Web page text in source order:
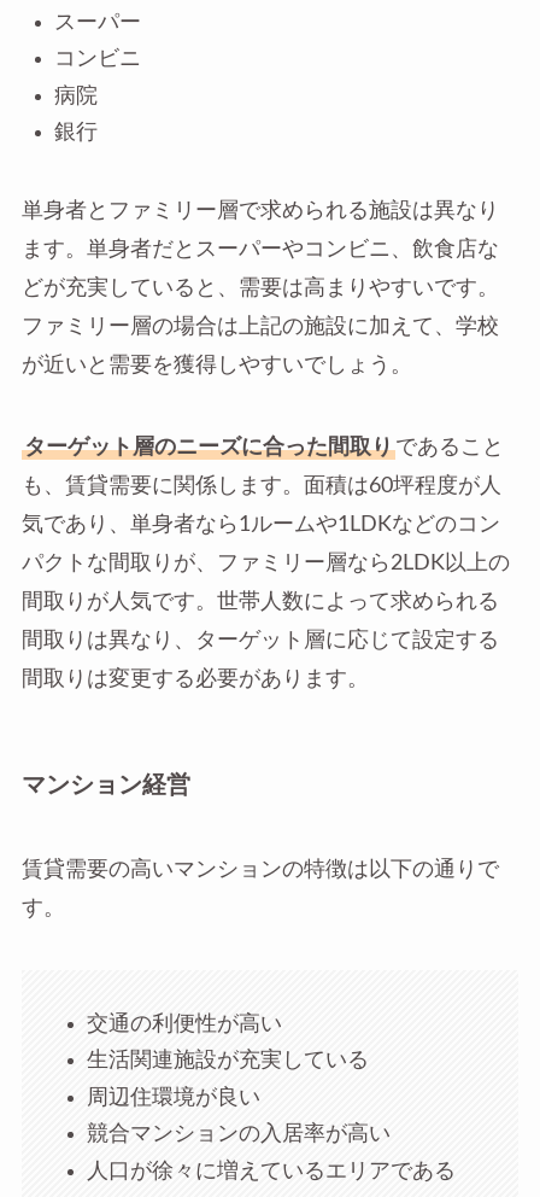
スーパー
コンビニ
病院
銀行
単身者とファミリー層で求められる施設は異なり
ます。単身者だとスーパーやコンビニ、飲食店な
どが充実していると、需要は高まりやすいです。
ファミリー層の場合は上記の施設に加えて、学校
が近いと需要を獲得しやすいでしょう。
ターゲット層のニーズに合った間取りであること
も、賃貸需要に関係します。面積は60坪程度が人
気であり、単身者なら1ルームや1LDKなどのコン
パクトな間取りが、ファミリー層なら2LDK以上の
間取りが人気です。世帯人数によって求められる
間取りは異なり、ターゲット層に応じて設定する
間取りは変更する必要があります。
マンション経営
賃貸需要の高いマンションの特徴は以下の通りで
す。
交通の利便性が高い
生活関連施設が充実している
周辺住環境が良い
競合マンションの入居率が高い
人口が徐々に増えているエリアである